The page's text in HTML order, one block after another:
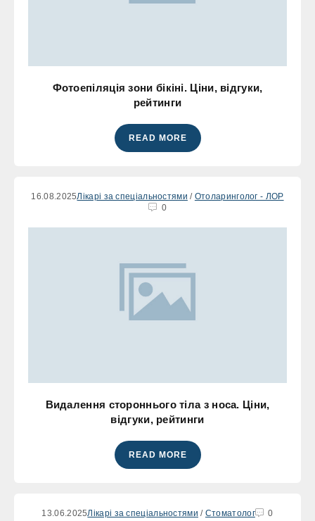
Фотоепіляція зони бікіні. Ціни, відгуки,
рейтинги
READ MORE
16.08.2025Лікарі за спеціальностями / Отоларинголог - ЛОР
0
Видалення стороннього тіла з носа. Ціни,
відгуки, рейтинги
READ MORE
13.06.2025Лікарі за спеціальностями / Стоматолог 0